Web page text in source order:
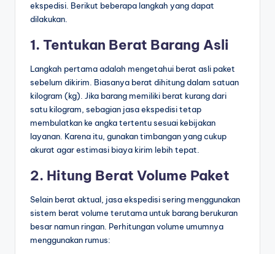
ekspedisi. Berikut beberapa langkah yang dapat
dilakukan.
1. Tentukan Berat Barang Asli
Langkah pertama adalah mengetahui berat asli paket
sebelum dikirim. Biasanya berat dihitung dalam satuan
kilogram (kg). Jika barang memiliki berat kurang dari
satu kilogram, sebagian jasa ekspedisi tetap
membulatkan ke angka tertentu sesuai kebijakan
layanan. Karena itu, gunakan timbangan yang cukup
akurat agar estimasi biaya kirim lebih tepat.
2. Hitung Berat Volume Paket
Selain berat aktual, jasa ekspedisi sering menggunakan
sistem berat volume terutama untuk barang berukuran
besar namun ringan. Perhitungan volume umumnya
menggunakan rumus: